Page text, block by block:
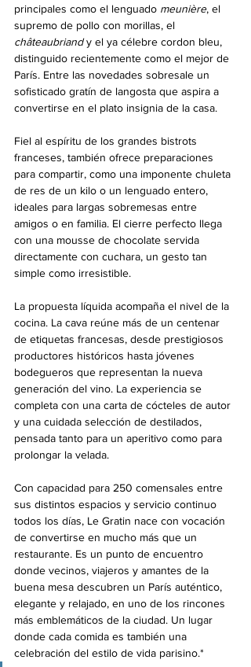
principales como el lenguado meunière, el
supremo de pollo con morillas, el
châteaubriand y el ya célebre cordon bleu,
distinguido recientemente como el mejor de
París. Entre las novedades sobresale un
sofisticado gratín de langosta que aspira a
convertirse en el plato insignia de la casa.
Fiel al espíritu de los grandes bistrots
franceses, también ofrece preparaciones
para compartir, como una imponente chuleta
de res de un kilo o un lenguado entero,
ideales para largas sobremesas entre
amigos o en familia. El cierre perfecto llega
con una mousse de chocolate servida
directamente con cuchara, un gesto tan
simple como irresistible.
La propuesta líquida acompaña el nivel de la
cocina. La cava reúne más de un centenar
de etiquetas francesas, desde prestigiosos
productores históricos hasta jóvenes
bodegueros que representan la nueva
generación del vino. La experiencia se
completa con una carta de cócteles de autor
y una cuidada selección de destilados,
pensada tanto para un aperitivo como para
prolongar la velada.
Con capacidad para 250 comensales entre
sus distintos espacios y servicio continuo
todos los días, Le Gratin nace con vocación
de convertirse en mucho más que un
restaurante. Es un punto de encuentro
donde vecinos, viajeros y amantes de la
buena mesa descubren un París auténtico,
elegante y relajado, en uno de los rincones
más emblemáticos de la ciudad. Un lugar
donde cada comida es también una
celebración del estilo de vida parisino.*